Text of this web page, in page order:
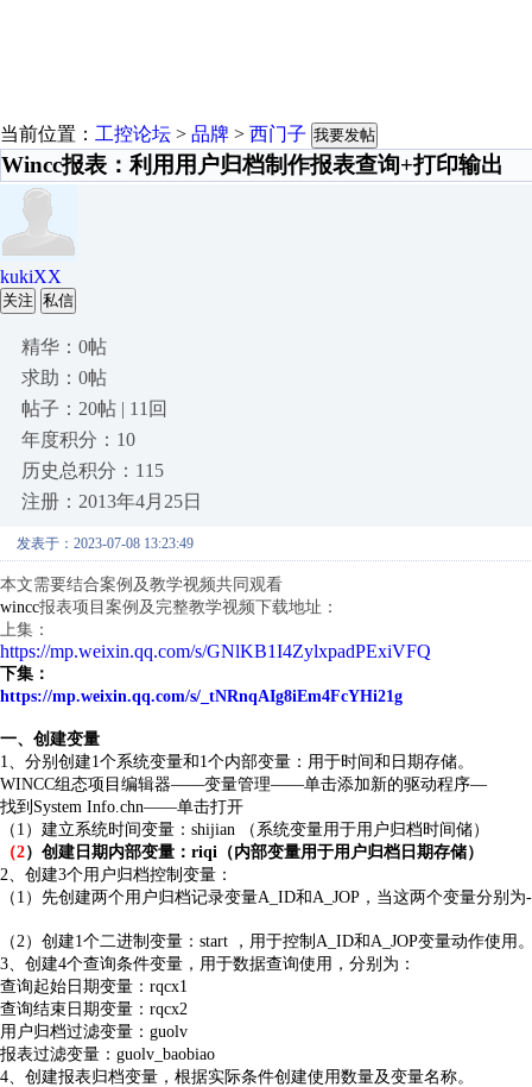
当前位置： 工控论坛 > 品牌 > 西门子 我要发帖
Wincc报表：利用用户归档制作报表查询+打印输出
kukiXX
关注 私信
精华：0帖
求助：0帖
帖子：20帖 | 11回
年度积分：10
历史总积分：115
注册：2013年4月25日
发表于：2023-07-08 13:23:49
本文需要结合案例及教学视频共同观看
wincc报表项目案例及完整教学视频下载地址：
上集：
https://mp.weixin.qq.com/s/GNlKB1I4ZylxpadPExiVFQ
下集：
https://mp.weixin.qq.com/s/_tNRnqAIg8iEm4FcYHi21g
一、创建变量
1、分别创建1个系统变量和1个内部变量：用于时间和日期存储。
WINCC组态项目编辑器——变量管理——单击添加新的驱动程序—
找到System Info.chn——单击打开
（1 ）建立系统时间变量：shijian （系统变量用于用户归档时间储）
（2）创建日期内部变量：riqi（内部变量用于用户归档日期存储）
2、创建3个用户归档控制变量：
（1 ）先创建两个用户归档记录变量A_ID和A_JOP，当这两个变量分别
（2）创建1个二进制变量：start ，用于控制A_ID和A_JOP变量动作使用
3、创建4个查询条件变量，用于数据查询使用，分别为：
查询起始日期变量：rqcx1
查询结束日期变量：rqcx2
用户归档过滤变量：guolv
报表过滤变量：guolv_baobiao
4、创建报表归档变量，根据实际条件创建使用数量及变量名称。